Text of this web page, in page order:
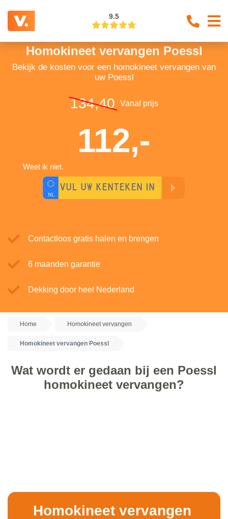
9.5
Homokineet vervangen Poessl
Bekijk de kosten voor een homokineet vervangen van
uw Poessl
134,40 Vanaf prijs
112,-
Weet ik niet.
Contactloos gratis halen en brengen
6 maanden garantie
Dekking door heel Nederland
Home Homokineet vervangen
Homokineet vervangen Poessl
Wat wordt er gedaan bij een Poessl
homokineet vervangen?
Homokineet vervangen